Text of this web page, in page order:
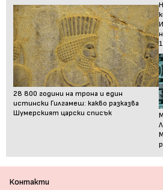
28 800 години на трона и един
истински Гилгамеш: какво разказва
Шумерският царски списък
Контакти